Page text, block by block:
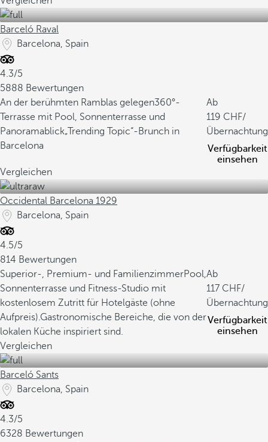
Barceló Raval
Barcelona, Spain
4.3/5
5888 Bewertungen
An der berühmten Ramblas gelegen360°-
Terrasse mit Pool, Sonnenterrasse und
Panoramablick„Trending Topic“-Brunch in
Barcelona
Ab
119
/
Übernachtung
Verfügbarkeit
einsehen
Vergleichen
Occidental Barcelona 1929
Barcelona, Spain
4.5/5
814 Bewertungen
Superior-, Premium- und FamilienzimmerPool,
Sonnenterrasse und Fitness-Studio mit
kostenlosem Zutritt für Hotelgäste (ohne
Aufpreis).Gastronomische Bereiche, die von der
lokalen Küche inspiriert sind.
Ab
117
/
Übernachtung
Verfügbarkeit
einsehen
Vergleichen
Barceló Sants
Barcelona, Spain
4.3/5
6328 Bewertungen